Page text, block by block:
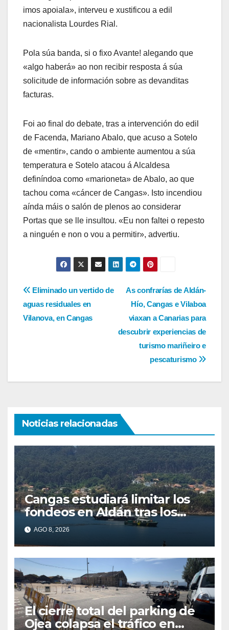
imos apoiala», interveu e xustificou a edil
nacionalista Lourdes Rial.
Pola súa banda, si o fixo Avante! alegando que
«algo haberá» ao non recibir resposta á súa
solicitude de información sobre as devanditas
facturas.
Foi ao final do debate, tras a intervención do edil
de Facenda, Mariano Abalo, que acuso a Sotelo
de «mentir», cando o ambiente aumentou a súa
temperatura e Sotelo atacou á Alcaldesa
definíndoa como «marioneta» de Abalo, ao que
tachou coma «cáncer de Cangas». Isto incendiou
aínda máis o salón de plenos ao considerar
Portas que se lle insultou. «Eu non faltei o repesto
a ninguén e non o vou a permitir», advertiu.
Navegación
de
As confrarías de Aldán-
Hío, Cangas e Vilaboa
viaxan a Canarias para
descubrir experiencias de
turismo mariñeiro e
pescaturismo
Eliminado un vertido de
aguas residuales en
Vilanova, en Cangas
Noticias relacionadas
Cangas estudiará limitar los
fondeos en Aldán tras los
últimos episodios de
contaminación en O Con
AGO 8, 2026
El cierre total del parking de
Ojea colapsa el tráfico en